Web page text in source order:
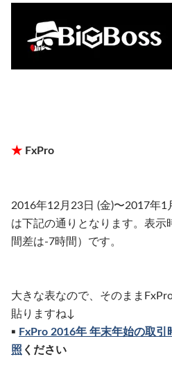
★ FxPro
2016年12月23日 (金)〜2017年1
は下記の通りとなります。表示
間差は-7時間）です。
大きな表なので、そのまま
貼りますね↓
▪︎ FxPro 2016年 年末年始の取
照 ください